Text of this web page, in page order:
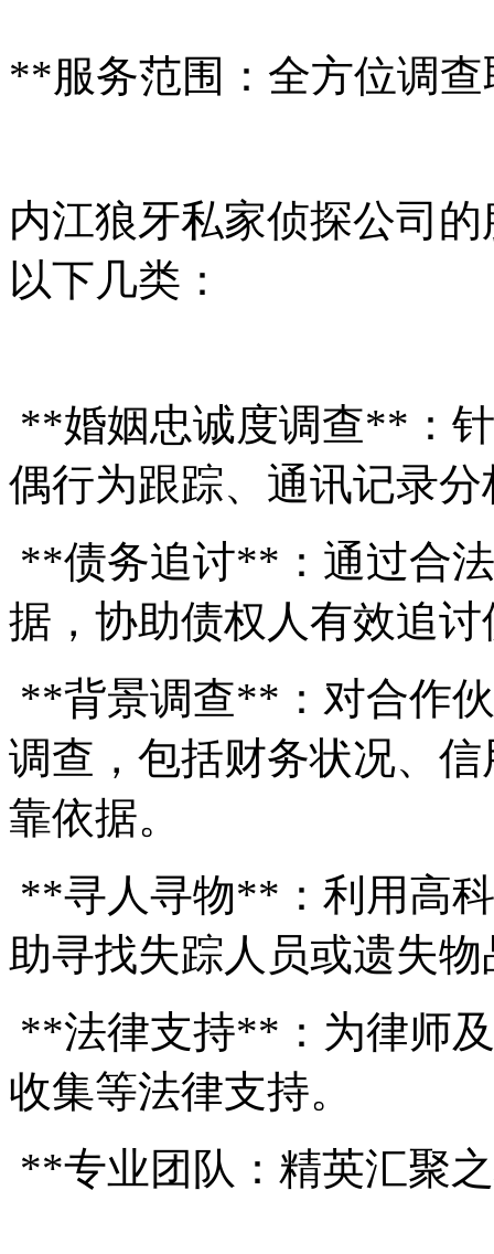
**服务范围：全方位调
内江狼牙私家侦探公司
以下几类：
**婚姻忠诚度调查**：
偶行为跟踪、通讯记录
**债务追讨**：通过合
据，协助债权人有效追讨
**背景调查**：对合作
调查，包括财务状况、
靠依据。
**寻人寻物**：利用高
助寻找失踪人员或遗失物
**法律支持**：为律师
收集等法律支持。
**专业团队：精英汇聚